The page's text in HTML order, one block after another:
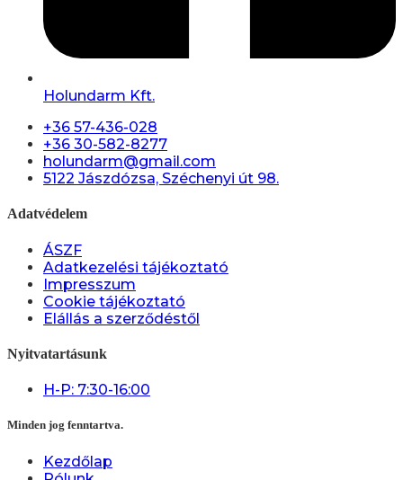
Holundarm Kft.
+36 57-436-028
+36 30-582-8277
holundarm@gmail.com
5122 Jászdózsa, Széchenyi út 98.
Adatvédelem
ÁSZF
Adatkezelési tájékoztató
Impresszum
Cookie tájékoztató
Elállás a szerződéstől
Nyitvatartásunk
H-P: 7:30-16:00
Minden jog fenntartva.
Kezdőlap